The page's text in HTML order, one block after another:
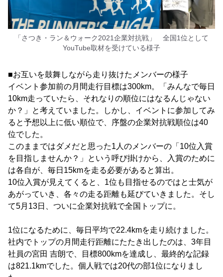
「さつき・ラン＆ウォーク2021企業対抗戦」 全国1位として
YouTube取材を受けている様子
■お互いを鼓舞しながら走り抜けたメンバーの様子
イベント参加前の月間走行目標は300km。「みんなで毎日
10km走っていたら、それなりの順位にはなるんじゃない
か？」と考えていました。しかし、イベントに参加してみ
ると予想以上に低い順位で、序盤の企業対抗戦順位は40
位でした。
このままではダメだと思った1人のメンバーの「10位入賞
を目指しませんか？」という呼び掛けから、入賞のために
は各自が、毎日15kmを走る必要があると算出。
10位入賞が見えてくると、1位も目指せるのではと士気が
あがっていき、各々の走る距離も延びていきました。そし
て5月13日、ついに企業対抗戦で全国トップに。
1位になるために、毎日平均で22.4kmを走り続けました。
社内でトップの月間走行距離にたたき出したのは、3年目
社員の宮田 吉朗で、目標800kmを達成し、最終的な記録
は821.1kmでした。個人戦では20代の部1位になりまし